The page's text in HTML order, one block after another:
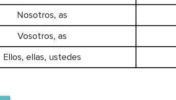
Nosotros, as
Vosotros, as
Ellos, ellas, ustedes